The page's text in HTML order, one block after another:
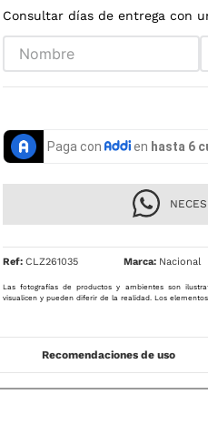
Consultar días de entrega con
Ref: CLZ261035 Nacional
Las fotografías de productos y ambientes son
visualicen y pueden diferir de la realidad. Los
Recomendaciones de uso